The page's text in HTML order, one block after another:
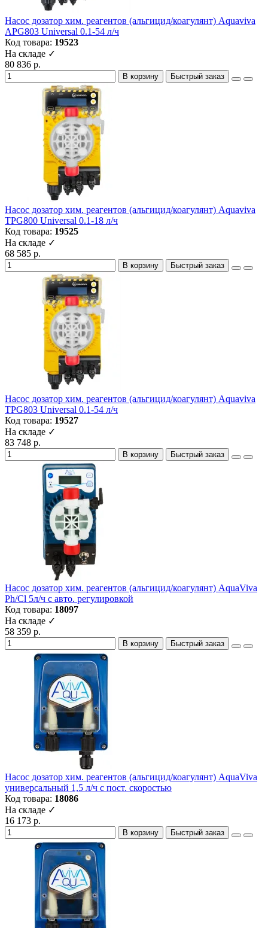
Насос дозатор хим. реагентов (альгицид/коагулянт) Aquaviva
APG803 Universal 0.1-54 л/ч
Код товара: 19523
На складе ✓
80 836 р.
В корзину Быстрый заказ
Насос дозатор хим. реагентов (альгицид/коагулянт) Aquaviva
TPG800 Universal 0.1-18 л/ч
Код товара: 19525
На складе ✓
68 585 р.
В корзину Быстрый заказ
Насос дозатор хим. реагентов (альгицид/коагулянт) Aquaviva
TPG803 Universal 0.1-54 л/ч
Код товара: 19527
На складе ✓
83 748 р.
В корзину Быстрый заказ
Насос дозатор хим. реагентов (альгицид/коагулянт) AquaViva
Ph/Cl 5л/ч с авто. регулировкой
Код товара: 18097
На складе ✓
58 359 р.
В корзину Быстрый заказ
Насос дозатор хим. реагентов (альгицид/коагулянт) AquaViva
универсальный 1,5 л/ч с пост. скоростью
Код товара: 18086
На складе ✓
16 173 р.
В корзину Быстрый заказ